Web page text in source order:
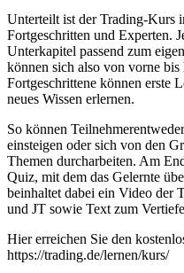
Unterteilt ist der Trading-Kurs
Fortgeschritten und Experten.
Unterkapitel passend zum
können sich also von vorne
Fortgeschrittene können erste
neues Wissen erlernen.
So können
einsteigen oder sich von den
Themen durcharbeiten. Am
Quiz, mit dem das Gelernte
beinhaltet dabei ein Video der
und JT sowie Text zum
Hier erreichen Sie den
https://trading.de/lernen/kurs/